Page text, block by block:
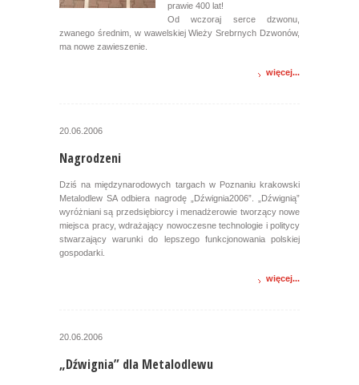
prawie 400 lat!
Od wczoraj serce dzwonu,
zwanego średnim, w wawelskiej Wieży Srebrnych Dzwonów,
ma nowe zawieszenie.
więcej...
20.06.2006
Nagrodzeni
Dziś na międzynarodowych targach w Poznaniu krakowski
Metalodlew SA odbiera nagrodę „Dźwignia2006”. „Dźwignią”
wyróżniani są przedsiębiorcy i menadżerowie tworzący nowe
miejsca pracy, wdrażający nowoczesne technologie i politycy
stwarzający warunki do lepszego funkcjonowania polskiej
gospodarki.
więcej...
20.06.2006
„Dźwignia” dla Metalodlewu